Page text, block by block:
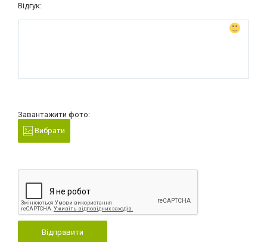
Відгук:
Завантажити фото:
Вибрати
Відправити